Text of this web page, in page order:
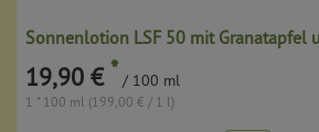
Sonnenlotion LSF 50 mit Granatapfel
19,90 € * / 100 ml
1 * 100 ml (199,00 € / 1 l)